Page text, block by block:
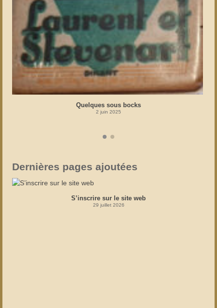
Quelques sous bocks
2 juin 2025
Dernières pages ajoutées
S’inscrire sur le site web
29 juillet 2026